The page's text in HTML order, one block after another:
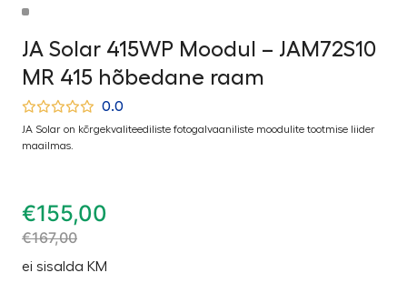
JA Solar 415WP Moodul – JAM72S10
MR 415 hõbedane raam
0.0
JA Solar on kõrgekvaliteediliste fotogalvaaniliste moodulite tootmise liider
maailmas.
€155,00
€167,00
ei sisalda KM